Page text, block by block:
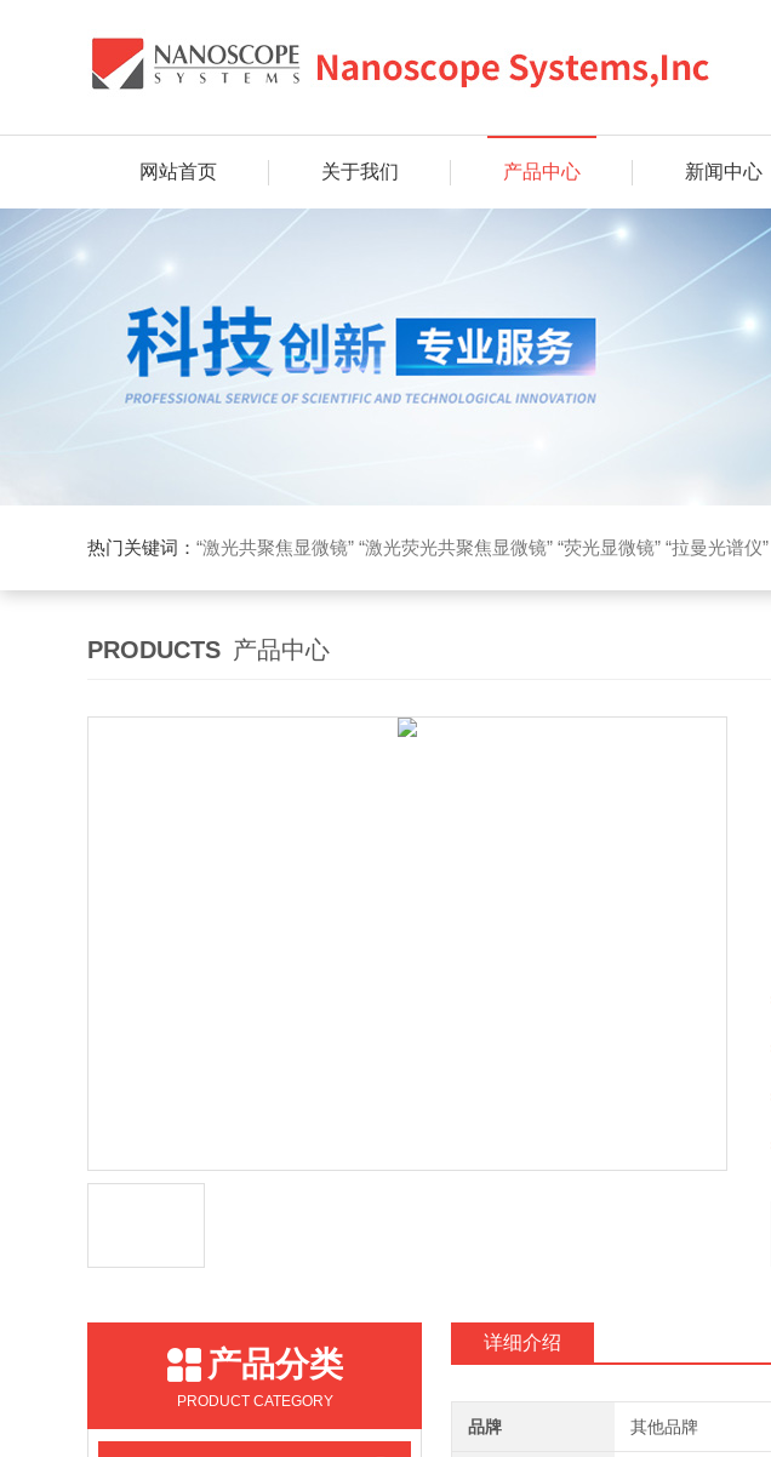
网站首页 关于我们 产品中心 新闻中心
热门关键词： “激光共聚焦显微镜” “激光荧光共聚焦显微镜” “荧光显微镜” “拉曼光谱仪”
PRODUCTS 产品中心
产品分类
PRODUCT CATEGORY
详细介绍
品牌 其他品牌